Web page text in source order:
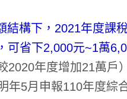
構下，2021年度課
可省下2,000元~1萬
較2020年度增加21萬
5月申報110年度綜